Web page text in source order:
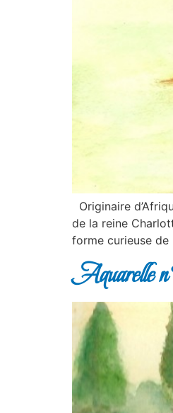
Originaire
de la reine
forme curieuse
Aquarelle